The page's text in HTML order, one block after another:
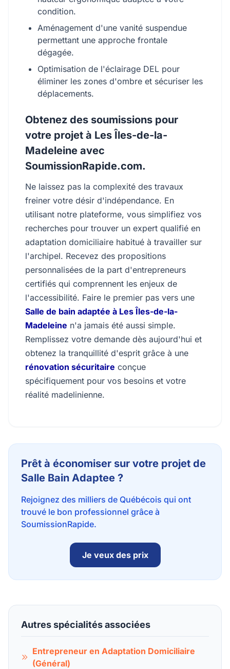
condition.
Aménagement d'une vanité suspendue
permettant une approche frontale
dégagée.
Optimisation de l'éclairage DEL pour
éliminer les zones d'ombre et sécuriser les
déplacements.
Obtenez des soumissions pour
votre projet à Les Îles-de-la-
Madeleine avec
SoumissionRapide.com.
Ne laissez pas la complexité des travaux
freiner votre désir d'indépendance. En
utilisant notre plateforme, vous simplifiez vos
recherches pour trouver un expert qualifié en
adaptation domiciliaire habitué à travailler sur
l'archipel. Recevez des propositions
personnalisées de la part d'entrepreneurs
certifiés qui comprennent les enjeux de
l'accessibilité. Faire le premier pas vers une
Salle de bain adaptée à Les Îles-de-la-
Madeleine n'a jamais été aussi simple.
Remplissez votre demande dès aujourd'hui et
obtenez la tranquillité d'esprit grâce à une
rénovation sécuritaire conçue
spécifiquement pour vos besoins et votre
réalité madelinienne.
Prêt à économiser sur votre projet de
Salle Bain Adaptee ?
Rejoignez des milliers de Québécois qui ont
trouvé le bon professionnel grâce à
SoumissionRapide.
Je veux des prix
Autres spécialités associées
Entrepreneur en Adaptation Domiciliaire
(Général)